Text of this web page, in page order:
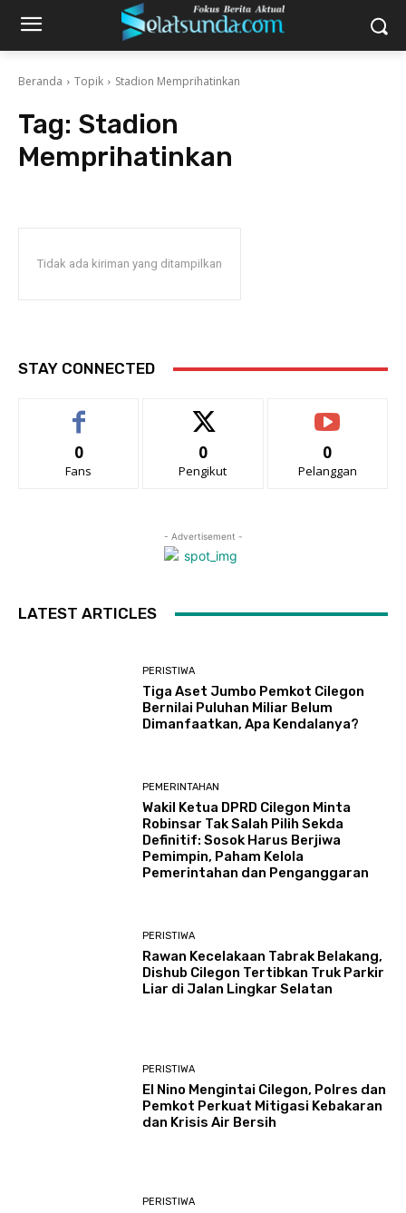
Beranda Topik Stadion Memprihatinkan
Tag: Stadion
Memprihatinkan
Tidak ada kiriman yang ditampilkan
STAY CONNECTED
0
Fans
0
Pengikut
0
Pelanggan
- Advertisement -
LATEST ARTICLES
PERISTIWA
Tiga Aset Jumbo Pemkot Cilegon
Bernilai Puluhan Miliar Belum
Dimanfaatkan, Apa Kendalanya?
PEMERINTAHAN
Wakil Ketua DPRD Cilegon Minta
Robinsar Tak Salah Pilih Sekda
Definitif: Sosok Harus Berjiwa
Pemimpin, Paham Kelola
Pemerintahan dan Penganggaran
PERISTIWA
Rawan Kecelakaan Tabrak Belakang,
Dishub Cilegon Tertibkan Truk Parkir
Liar di Jalan Lingkar Selatan
PERISTIWA
El Nino Mengintai Cilegon, Polres dan
Pemkot Perkuat Mitigasi Kebakaran
dan Krisis Air Bersih
PERISTIWA